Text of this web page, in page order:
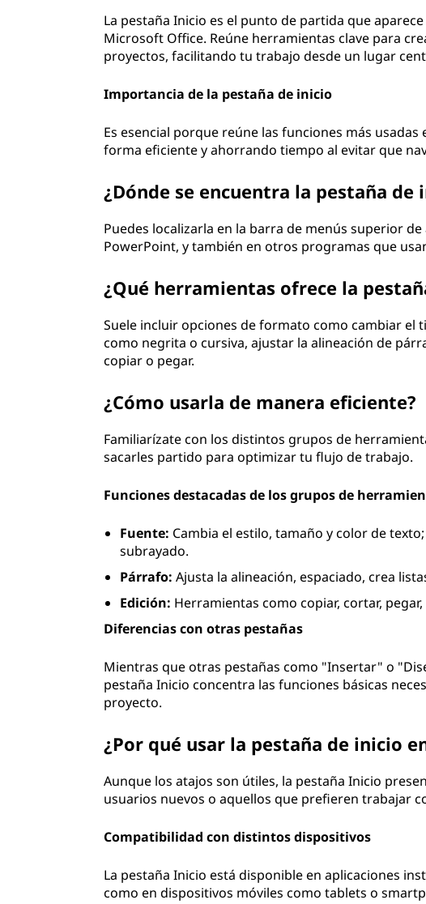
La pestaña Inicio es el punto de partida que
Microsoft Office. Reúne herramientas clave para
proyectos, facilitando tu trabajo desde un lugar
Importancia de la pestaña de inicio
Es esencial porque reúne las funciones más
forma eficiente y ahorrando tiempo al evitar que
¿Dónde se encuentra la pestaña de
Puedes localizarla en la barra de menús superior
PowerPoint, y también en otros programas que
¿Qué herramientas ofrece la
Suele incluir opciones de formato como cambiar el
como negrita o cursiva, ajustar la alineación de
copiar o pegar.
¿Cómo usarla de manera eficiente?
Familiarízate con los distintos grupos de
sacarles partido para optimizar tu flujo de trabajo.
Funciones destacadas de los grupos de
Fuente: Cambia el estilo, tamaño y color de
subrayado.
Párrafo: Ajusta la alineación, espaciado, crea
Edición: Herramientas como copiar, cortar,
Diferencias con otras pestañas
Mientras que otras pestañas como "Insertar" o
pestaña Inicio concentra las funciones básicas
proyecto.
¿Por qué usar la pestaña de inicio
Aunque los atajos son útiles, la pestaña Inicio
usuarios nuevos o aquellos que prefieren trabajar
Compatibilidad con distintos dispositivos
La pestaña Inicio está disponible en aplicaciones
como en dispositivos móviles como tablets o